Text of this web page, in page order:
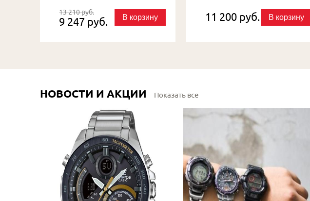
13 210 руб.
9 247 руб. В корзину 11 200 руб. В корзину
НОВОСТИ И АКЦИИ Показать все